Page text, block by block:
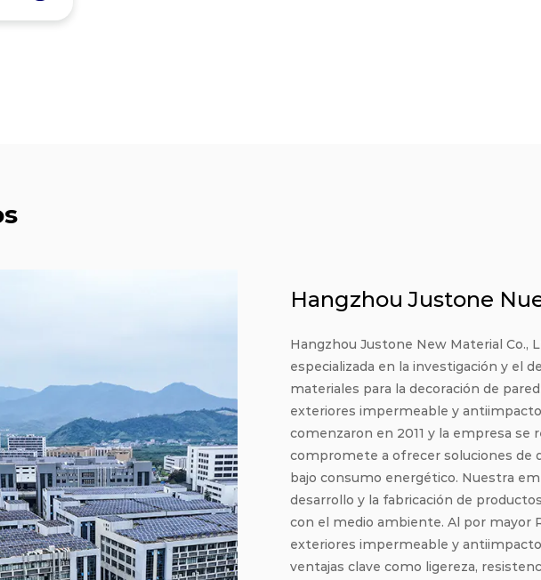
Hangzhou Justone
Hangzhou Justone New Material Co.,
especializada en la investigación y el
materiales para la decoración de
exteriores impermeable y
comenzaron en 2011 y la empresa
compromete a ofrecer soluciones de
bajo consumo energético. Nuestra
desarrollo y la fabricación de
con el medio ambiente. Al por mayor
exteriores impermeable y antiimpacto
ventajas clave como ligereza,